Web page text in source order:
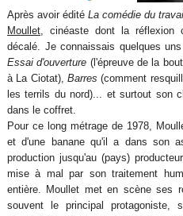
Après avoir éditéLa comédie du
Moullet , cinéaste dont la réflexion
décalé. Je connaissais quelques
Essai d'ouverture (l'épreuve de la
à La Ciotat), Barres (comment
les terrils du nord)... et surtout son
dans le coffret.
Pour ce long métrage de 1978,
et d'une banane qu'il a dans son
production jusqu'au (pays)
mise à mal par son traitement
entière. Moullet met en scène ses
souvent le principal